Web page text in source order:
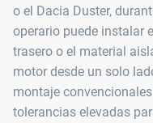
o el Dacia Duster,
operario puede instalar
trasero o el material
motor desde un solo
montaje
tolerancias elevadas